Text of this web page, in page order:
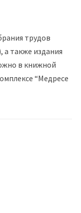
трудов
а также издания
в книжной
“Медресе